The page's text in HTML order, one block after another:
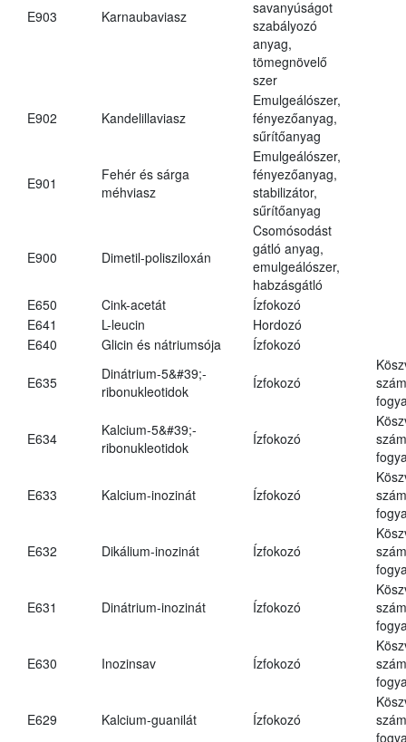
E903 Karnaubaviasz
savanyúságot
szabályozó
anyag,
tömegnövelő
szer
E902 Kandelillaviasz
Emulgeálószer,
fényezőanyag,
sűrítőanyag
E901
Fehér és sárga
méhviasz
Emulgeálószer,
fényezőanyag,
stabilizátor,
sűrítőanyag
E900 Dimetil-polisziloxán
Csomósodást
gátló anyag,
emulgeálószer,
habzásgátló
E650
Cink-acetát
Ízfokozó
E641
L-leucin
Hordozó
E640
Glicin és nátriumsója Ízfokozó
E635
Dinátrium-5&#39;-
ribonukleotidok
Ízfokozó
E634
Kalcium-5&#39;-
ribonukleotidok
Ízfokozó
E633 Kalcium-inozinát Ízfokozó
E632 Dikálium-inozinát Ízfokozó
E631 Dinátrium-inozinát Ízfokozó
E630 Inozinsav Ízfokozó
E629 Kalcium-guanilát Ízfokozó